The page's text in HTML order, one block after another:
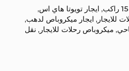
, ايجار تويوتا هاي اس,
للايجار , ايجار ميكروباص لدهب,
, ميكروباص رحلات للايجار , نقل